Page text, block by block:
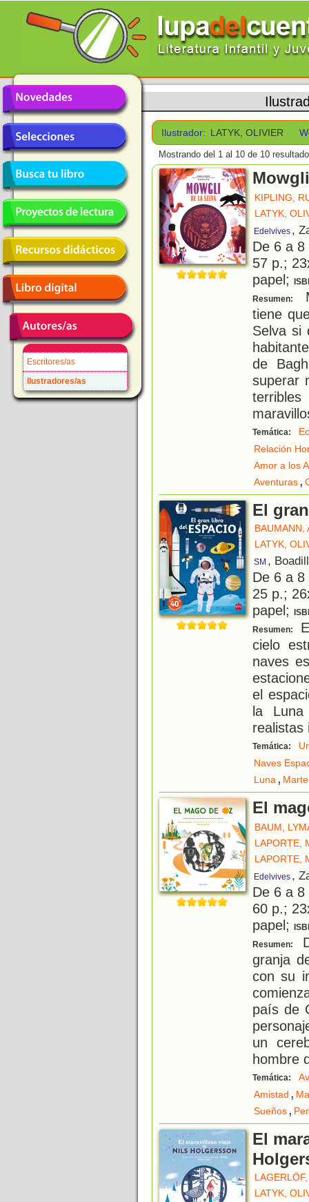
Escritores/as
Ilustradores/as
Ilustrador: LATYK, OLIVIER
Mostrando del 1 al 10 de 10
KIPLING,
LATYK,
Edelvives ,
De 6 a
57 p.;
papel;
Resumen:
tiene
Selva si
de
superar
Temática:
Relación
Amor a los
Aventuras,
El
BAUMANN,
LATYK,
SM ,
De 6 a
25 p.;
papel;
Resumen:
cielo
naves
el
la
realistas
Temática:
Naves
Luna, Marte
El
BAUM,
LAPORTE,
LAPORTE,
Edelvives ,
De 6 a
60 p.;
papel;
Resumen:
granja
con su
país de
un
hombre
Temática:
Amistad ,
Sueños,
El
LATYK,